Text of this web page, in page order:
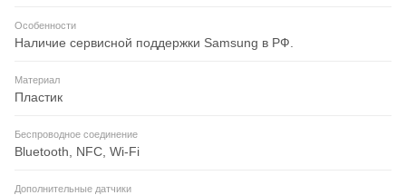
Особенности
Наличие сервисной поддержки Samsung в РФ.
Материал
Пластик
Беспроводное соединение
Bluetooth, NFC, Wi-Fi
Дополнительные датчики